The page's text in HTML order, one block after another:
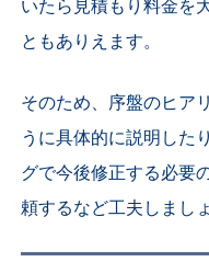
いたら見積もり料金を
ともありえます。
そのため、序盤のヒア
うに具体的に説明した
グで今後修正する必要
頼するなど工夫しましょ